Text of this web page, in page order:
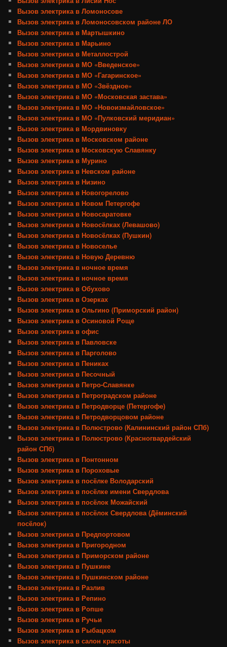
Вызов электрика в Ломоносове
Вызов электрика в Ломоносовском районе ЛО
Вызов электрика в Мартышкино
Вызов электрика в Марьино
Вызов электрика в Металлострой
Вызов электрика в МО «Введенское»
Вызов электрика в МО «Гагаринское»
Вызов электрика в МО «Звёздное»
Вызов электрика в МО «Московская застава»
Вызов электрика в МО «Новоизмайловское»
Вызов электрика в МО «Пулковский меридиан»
Вызов электрика в Мордвиновку
Вызов электрика в Московском районе
Вызов электрика в Московскую Славянку
Вызов электрика в Мурино
Вызов электрика в Невском районе
Вызов электрика в Низино
Вызов электрика в Новогорелово
Вызов электрика в Новом Петергофе
Вызов электрика в Новосаратовке
Вызов электрика в Новосёлках (Левашово)
Вызов электрика в Новосёлках (Пушкин)
Вызов электрика в Новоселье
Вызов электрика в Новую Деревню
Вызов электрика в ночное время
Вызов электрика в ночное время
Вызов электрика в Обухово
Вызов электрика в Озерках
Вызов электрика в Ольгино (Приморский район)
Вызов электрика в Осиновой Роще
Вызов электрика в офис
Вызов электрика в Павловске
Вызов электрика в Парголово
Вызов электрика в Пениках
Вызов электрика в Песочный
Вызов электрика в Петро-Славянке
Вызов электрика в Петроградском районе
Вызов электрика в Петродворце (Петергофе)
Вызов электрика в Петродворцовом районе
Вызов электрика в Полюстрово (Калининский район СПб)
Вызов электрика в Полюстрово (Красногвардейский
район СПб)
Вызов электрика в Понтонном
Вызов электрика в Пороховые
Вызов электрика в посёлке Володарский
Вызов электрика в посёлке имени Свердлова
Вызов электрика в посёлок Можайский
Вызов электрика в посёлок Свердлова (Дёминский
посёлок)
Вызов электрика в Предпортовом
Вызов электрика в Пригородном
Вызов электрика в Приморском районе
Вызов электрика в Пушкине
Вызов электрика в Пушкинском районе
Вызов электрика в Разлив
Вызов электрика в Репино
Вызов электрика в Ропше
Вызов электрика в Ручьи
Вызов электрика в Рыбацком
Вызов электрика в салон красоты